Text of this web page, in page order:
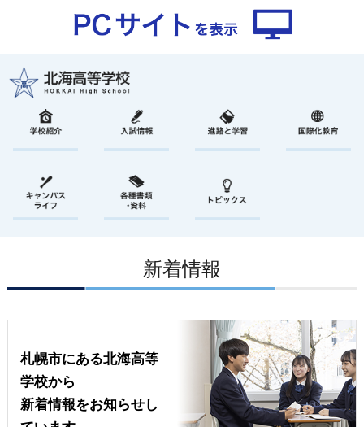
新着情報
札幌市にある北海高等
学校から
新着情報をお知らせし